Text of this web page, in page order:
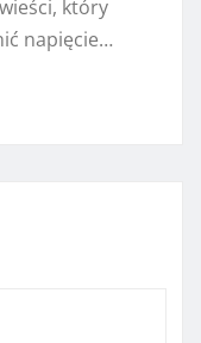
który
napięcie…